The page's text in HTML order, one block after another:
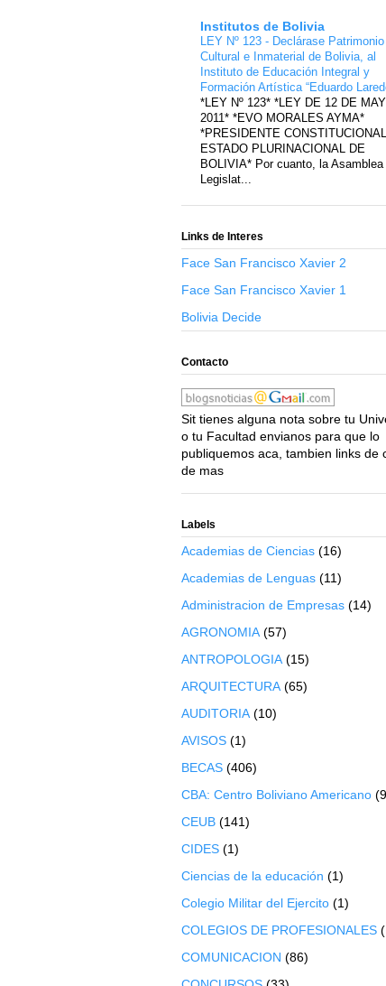
Institutos de Bolivia
LEY Nº 123 - Declárase Patrimonio
Cultural e Inmaterial de Bolivia, al
Instituto de Educación Integral y
Formación Artística “Eduardo
*LEY Nº 123* *LEY DE 12 DE
2011* *EVO MORALES AYMA*
*PRESIDENTE
ESTADO PLURINACIONAL DE
BOLIVIA* Por cuanto, la Asamblea
Legislat...
Links de Interes
Face San Francisco Xavier 2
Face San Francisco Xavier 1
Bolivia Decide
Contacto
Sit tienes alguna nota sobre tu
o tu Facultad envianos para que lo
publiquemos aca, tambien links de
de mas
Labels
Academias de Ciencias (16)
Academias de Lenguas (11)
Administracion de Empresas (14)
AGRONOMIA (57)
ANTROPOLOGIA (15)
ARQUITECTURA (65)
AUDITORIA (10)
AVISOS (1)
BECAS (406)
CBA: Centro Boliviano Americano
CEUB (141)
CIDES (1)
Ciencias de la educación (1)
Colegio Militar del Ejercito (1)
COLEGIOS DE PROFESIONALES
COMUNICACION (86)